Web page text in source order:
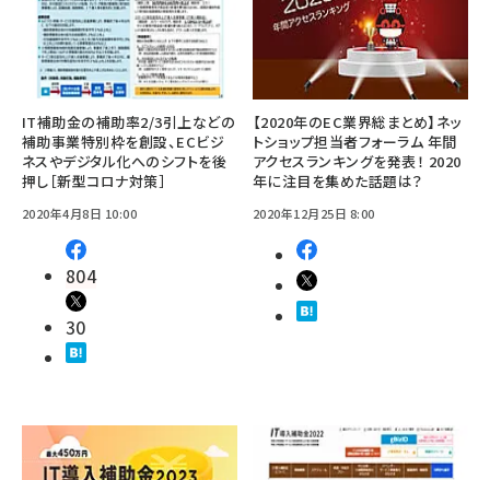
IT補助金の補助率2/3引上などの
補助事業特別枠を創設、ECビジ
ネスやデジタル化へのシフトを後
押し［新型コロナ対策］
2020年4月8日 10:00
804
30
【2020年のEC業界総まとめ】ネッ
トショップ担当者フォーラム 年間
アクセスランキングを発表！ 2020
年に注目を集めた話題は？
2020年12月25日 8:00